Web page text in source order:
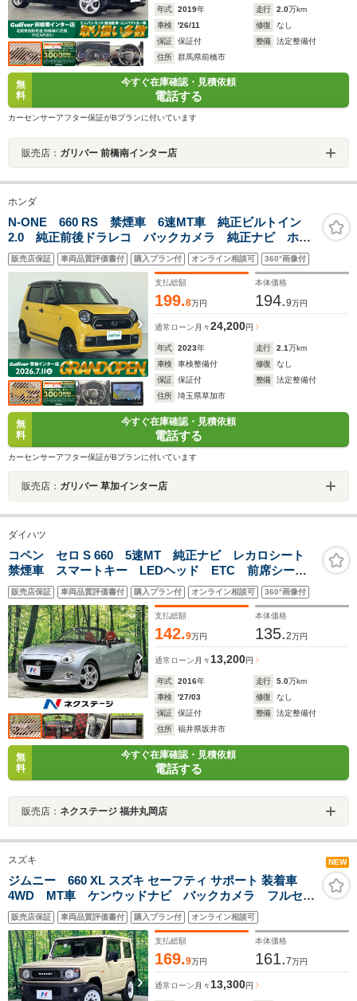
年式 2019年 走行 2.0万km
車検
'26/11 修復
なし
保証
保証付 整備
法定整備付
住所
群馬県前橋市
無
料
今すぐ在庫確認・見積依頼
電話する
カーセンサーアフター保証がBプランに付いています
販売店： ガリバー 前橋南インター店
ホンダ
N-ONE 660 RS 禁煙車 6速MT車 純正ビルトイン
2.0 純正前後ドラレコ バックカメラ 純正ナビ ホン
ダセンシング 電動パーキング オートホールド 純正
LEDヘッドライト 純正フォグランプ 純正フロアマッ
販売店保証 車両品質評価書付 購入プラン付 オンライン相談可 360°画像付
支払総額
199.8万円
本体価格
194.9万円
通常ローン 月々24,200円
年式 2023年 走行 2.1万km
車検
車検整備付 修復
なし
保証
保証付 整備
法定整備付
住所
埼玉県草加市
無
料
今すぐ在庫確認・見積依頼
電話する
カーセンサーアフター保証がBプランに付いています
販売店： ガリバー 草加インター店
ダイハツ
コペン セロ S 660 5速MT 純正ナビ レカロシート
禁煙車 スマートキー LEDヘッド ETC 前席シート
ヒーター オートライト オートエアコン Bluetooth
CD DVD再生 フルセグ
販売店保証 車両品質評価書付 購入プラン付 オンライン相談可 360°画像付
支払総額
142.9万円
本体価格
135.2万円
通常ローン 月々13,200円
年式 2016年 走行 5.0万km
車検
'27/03 修復
なし
保証
保証付 整備
法定整備付
住所
福井県坂井市
無
料
今すぐ在庫確認・見積依頼
電話する
販売店： ネクステージ 福井丸岡店
スズキ NEW
ジムニー 660 XL スズキ セーフティ サポート 装着車
4WD MT車 ケンウッドナビ バックカメラ フルセ
グ 衝突軽減ブレーキ 車線逸脱警報 シートヒータ
ー スマートキー オートライト オートハイビーム
電動格納ミラー
販売店保証 車両品質評価書付 購入プラン付 オンライン相談可
支払総額
169.9万円
本体価格
161.7万円
通常ローン 月々13,300円